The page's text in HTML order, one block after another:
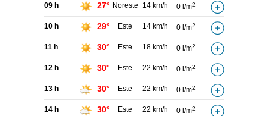
09 h 27° Noreste 14 km/h 0 l/m2
10 h 29° Este 14 km/h 0 l/m2
11 h 30° Este 18 km/h 0 l/m2
12 h 30° Este 22 km/h 0 l/m2
13 h 30° Este 22 km/h 0 l/m2
14 h 30° Este 22 km/h 0 l/m2